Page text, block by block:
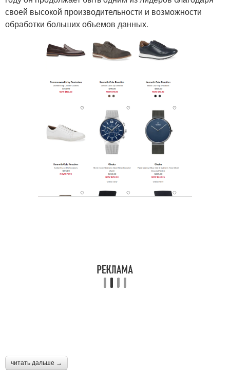
своей высокой производительности и возможности
обработки больших объемов данных.
читать дальше →